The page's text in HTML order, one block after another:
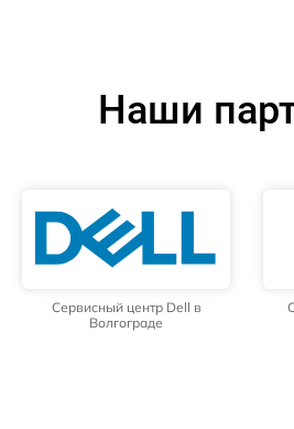
Наши
Сервисный центр Dell в
Волгограде